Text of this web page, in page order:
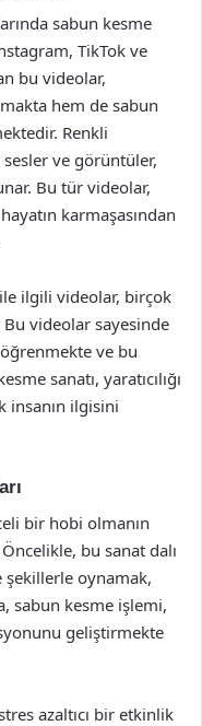
sabun kesme
TikTok ve
bu videolar,
hem de sabun
Renkli
sesler ve görüntüler,
Bu tür videolar,
karmaşasından
ilgili videolar, birçok
videolar sayesinde
ve bu
sanatı, yaratıcılığı
insanın ilgisini
bir hobi olmanın
bu sanat dalı
şekillerle oynamak,
sabun kesme işlemi,
geliştirmekte
azaltıcı bir etkinlik